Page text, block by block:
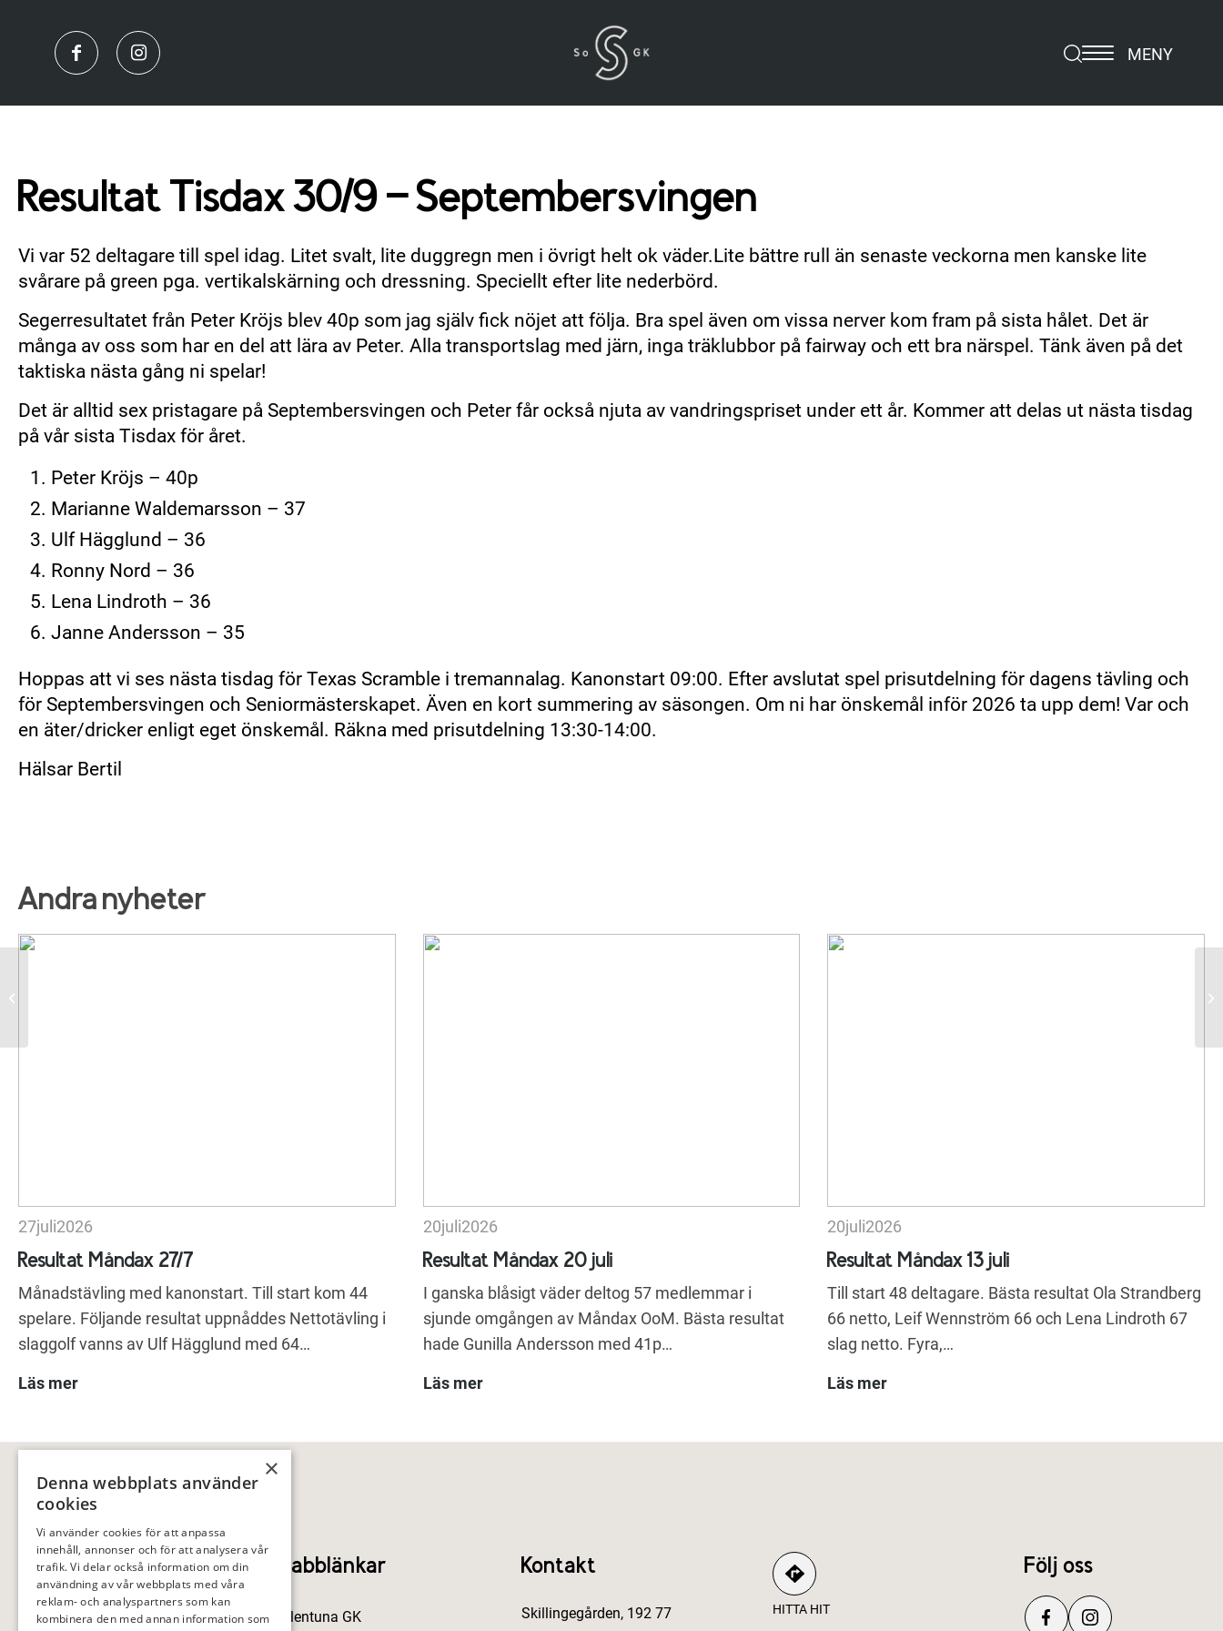
MENY
Resultat Tisdax 30/9 – Septembersvingen
Vi var 52 deltagare till spel idag. Litet svalt, lite duggregn men i övrigt helt ok väder.Lite bättre rull än senaste veckorna men kanske lite
svårare på green pga. vertikalskärning och dressning. Speciellt efter lite nederbörd.
Segerresultatet från Peter Kröjs blev 40p som jag själv fick nöjet att följa. Bra spel även om vissa nerver kom fram på sista hålet. Det är
många av oss som har en del att lära av Peter. Alla transportslag med järn, inga träklubbor på fairway och ett bra närspel. Tänk även på det
taktiska nästa gång ni spelar!
Det är alltid sex pristagare på Septembersvingen och Peter får också njuta av vandringspriset under ett år. Kommer att delas ut nästa tisdag
på vår sista Tisdax för året.
Peter Kröjs – 40p
Marianne Waldemarsson – 37
Ulf Hägglund – 36
Ronny Nord – 36
Lena Lindroth – 36
Janne Andersson – 35
Hoppas att vi ses nästa tisdag för Texas Scramble i tremannalag. Kanonstart 09:00. Efter avslutat spel prisutdelning för dagens tävling och
för Septembersvingen och Seniormästerskapet. Även en kort summering av säsongen. Om ni har önskemål inför 2026 ta upp dem! Var och
en äter/dricker enligt eget önskemål. Räkna med prisutdelning 13:30-14:00.
Hälsar Bertil
Andra nyheter
27juli2026
Resultat Måndax 27/7
Månadstävling med kanonstart. Till start kom 44
spelare. Följande resultat uppnåddes Nettotävling i
slaggolf vanns av Ulf Hägglund med 64…
Läs mer
20juli2026
Resultat Måndax 20 juli
I ganska blåsigt väder deltog 57 medlemmar i
sjunde omgången av Måndax OoM. Bästa resultat
hade Gunilla Andersson med 41p…
Läs mer
20juli2026
Resultat Måndax 13 juli
Till start 48 deltagare. Bästa resultat Ola Strandberg
66 netto, Leif Wennström 66 och Lena Lindroth 67
slag netto. Fyra,…
Läs mer
Snabblänkar
Sollentuna GK
Kontakt
Skillingegården, 192 77
HITTA HIT
Följ oss
×
Denna webbplats använder
cookies
Vi använder cookies för att anpassa
innehåll, annonser och för att analysera vår
trafik. Vi delar också information om din
användning av vår webbplats med våra
reklam- och analyspartners som kan
kombinera den med annan information som